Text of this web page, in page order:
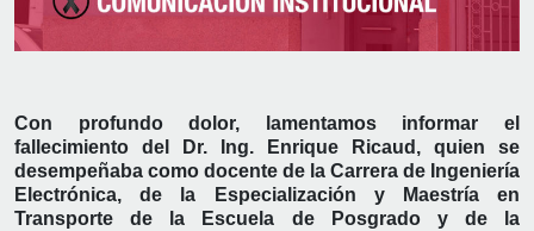
Con profundo dolor, lamentamos informar el
fallecimiento del Dr. Ing. Enrique Ricaud, quien se
desempeñaba como docente de la Carrera de Ingeniería
Electrónica, de la Especialización y Maestría en
Transporte de la Escuela de Posgrado y de la